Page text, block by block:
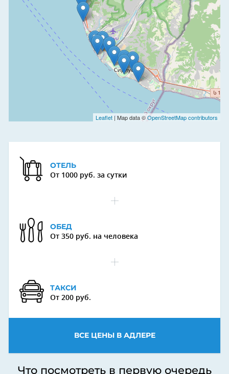
Leaflet | Map data ©OpenStreetMap contributors
ОТЕЛЬ
От 1000 руб. за сутки
ОБЕД
От 350 руб. на человека
ТАКСИ
От 200 руб.
ВСЕ ЦЕНЫ В АДЛЕРЕ
Что посмотреть в первую очередь